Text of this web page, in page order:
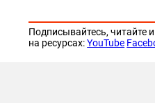
Подписывайтесь, читайте
на ресурсах:YouTube